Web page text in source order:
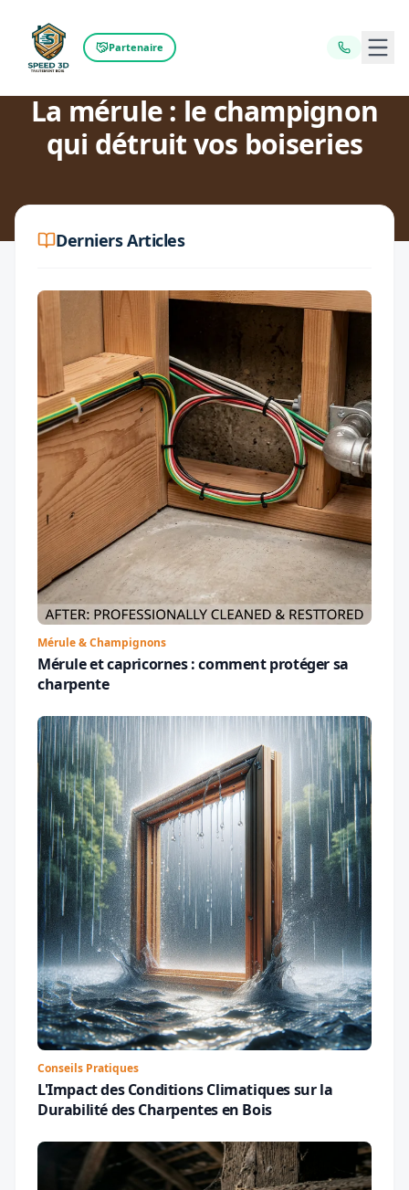
Partenaire
Retour au blog
La mérule : le champignon
qui détruit vos boiseries
Derniers Articles
Mérule & Champignons
Mérule et capricornes : comment protéger sa
charpente
Conseils Pratiques
L'Impact des Conditions Climatiques sur la
Durabilité des Charpentes en Bois